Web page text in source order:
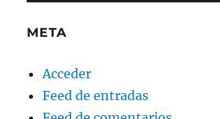
META
Acceder
Feed de entradas